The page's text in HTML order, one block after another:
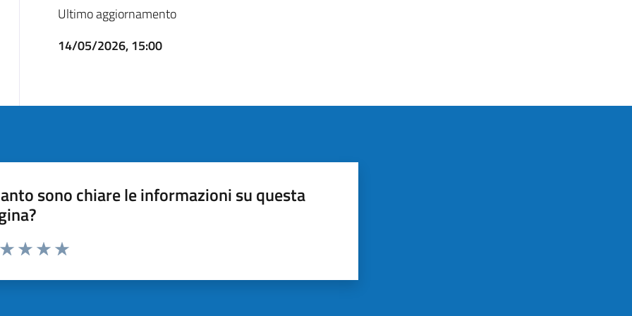
Ultimo aggiornamento
14/05/2026, 15:00
sono chiare le informazioni su questa
da 1 a 5 stelle la pagina